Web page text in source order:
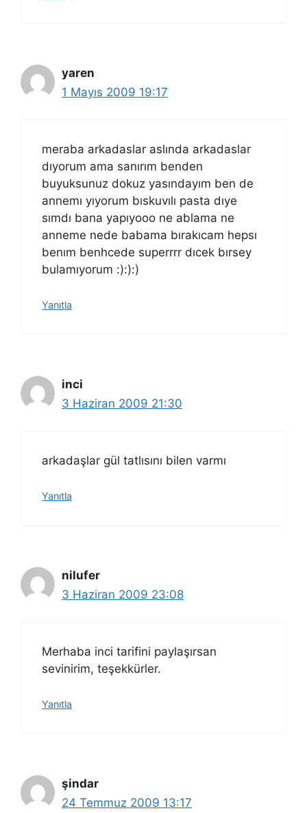
yaren
1 Mayıs 2009 19:17
meraba arkadaslar aslında arkadaslar
dıyorum ama sanırım benden
buyuksunuz dokuz yasındayım ben de
annemı yıyorum bıskuvılı pasta dıye
sımdı bana yapıyooo ne ablama ne
anneme nede babama bırakıcam hepsı
benım benhcede superrrr dıcek bırsey
bulamıyorum :):):)
Yanıtla
inci
3 Haziran 2009 21:30
arkadaşlar gül tatlısını bilen varmı
Yanıtla
nilufer
3 Haziran 2009 23:08
Merhaba inci tarifini paylaşırsan
sevinirim, teşekkürler.
Yanıtla
şindar
24 Temmuz 2009 13:17